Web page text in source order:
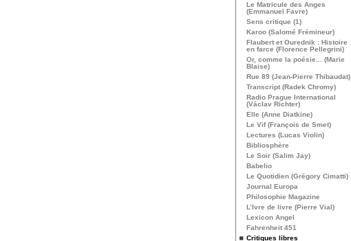
Le Matricule des Anges
(Emmanuel Favre)
Sens critique (1)
Karoo (Salomé Frémineur)
Flaubert et Ourednik : Histoire
en farce (Florence Pellegrini)
Or, comme la poésie... (Marie
Blaise)
Rue 89 (Jean-Pierre Thibaudat)
Transcript (Radek Chromy)
Radio Prague International
(Václav Richter)
Elle (Anne Diatkine)
Le Vif (François de Smet)
Lectures (Lucas Violin)
Bibliosphère
Le Soir (Salim Jay)
Babelio
Le Quotidien (Grégory Cimatti)
Journal Europa
Philosophie Magazine
L’Ivre de livre (Pierre Vial)
Lexicon Angel
Fahrenheit 451
Critiques libres